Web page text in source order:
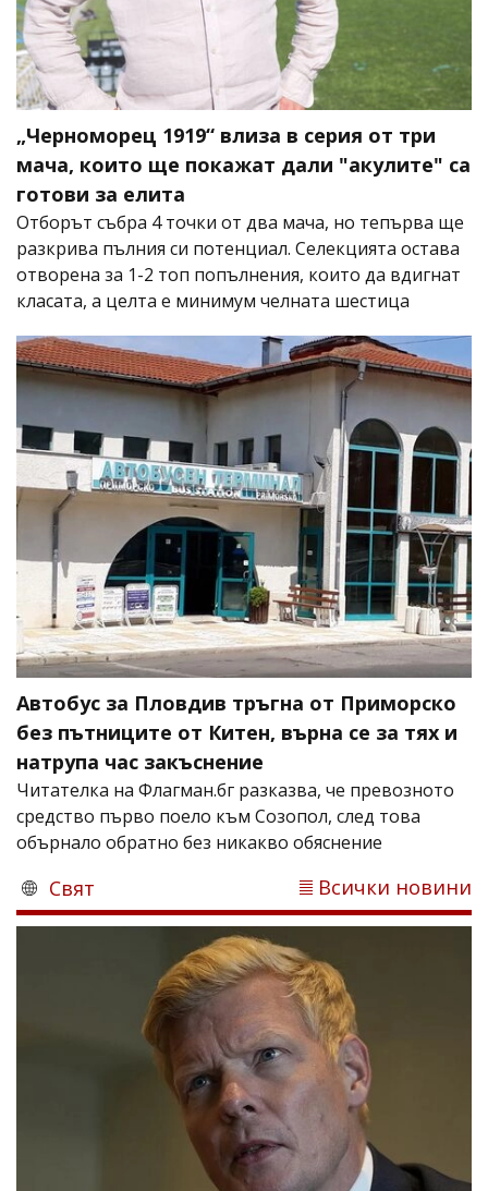
„Черноморец 1919“ влиза в серия от три
мача, които ще покажат дали "акулите" са
готови за елита
Отборът събра 4 точки от два мача, но тепърва ще
разкрива пълния си потенциал. Селекцията остава
отворена за 1-2 топ попълнения, които да вдигнат
класата, а целта е минимум челната шестица
Автобус за Пловдив тръгна от Приморско
без пътниците от Китен, върна се за тях и
натрупа час закъснение
Читателка на Флагман.бг разказва, че превозното
средство първо поело към Созопол, след това
обърнало обратно без никакво обяснение
Свят Всички новини